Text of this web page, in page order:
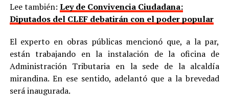
Lee también: Ley de Convivencia Ciudadana:
Diputados del CLEF debatirán con el poder popular
El experto en obras públicas mencionó que, a la par,
están trabajando en la instalación de la oficina de
Administración Tributaria en la sede de la alcaldía
mirandina. En ese sentido, adelantó que a la brevedad
será inaugurada.